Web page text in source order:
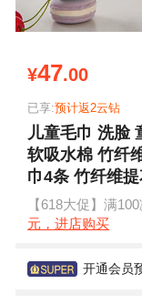
¥47.00
已享:预计返2云钻
儿童毛巾 洗脸
软吸水棉 竹纤
巾4条 竹纤维
【618大促】满
元，进店购买
开通会员